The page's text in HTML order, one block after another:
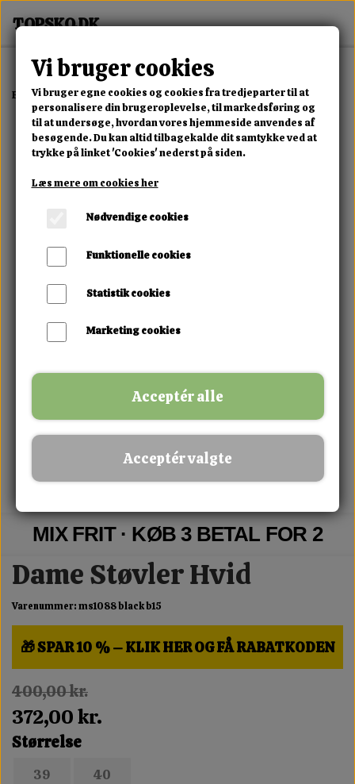
Forside Dame Alle Damesko Dame Støvler Hvid
MIX FRIT · KØB 3 BETAL FOR 2
Dame Støvler Hvid
Varenummer: ms1088 black b15
🎁 SPAR 10 % – KLIK HER OG FÅ RABATKODEN
400,00 kr.
372,00 kr.
Størrelse
39 40
Vi bruger cookies
Vi bruger egne cookies og cookies fra tredjeparter til at
personalisere din brugeroplevelse, til markedsføring og
til at undersøge, hvordan vores hjemmeside anvendes af
besøgende. Du kan altid tilbagekalde dit samtykke ved at
trykke på linket 'Cookies' nederst på siden.
Læs mere om cookies her
Nødvendige cookies
Funktionelle cookies
Statistik cookies
Marketing cookies
Acceptér alle
Acceptér valgte